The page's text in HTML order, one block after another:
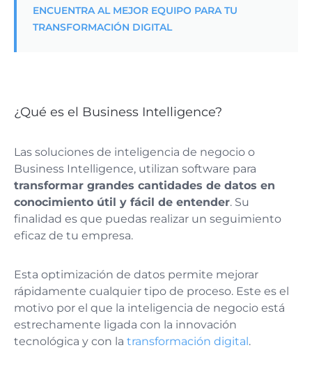
ENCUENTRA AL MEJOR EQUIPO PARA TU
TRANSFORMACIÓN DIGITAL
¿Qué es el Business Intelligence?
Las soluciones de inteligencia de negocio o
Business Intelligence, utilizan software para
transformar grandes cantidades de datos en
conocimiento útil y fácil de entender. Su
finalidad es que puedas realizar un seguimiento
eficaz de tu empresa.
Esta optimización de datos permite mejorar
rápidamente cualquier tipo de proceso. Este es el
motivo por el que la inteligencia de negocio está
estrechamente ligada con la innovación
tecnológica y con la transformación digital.